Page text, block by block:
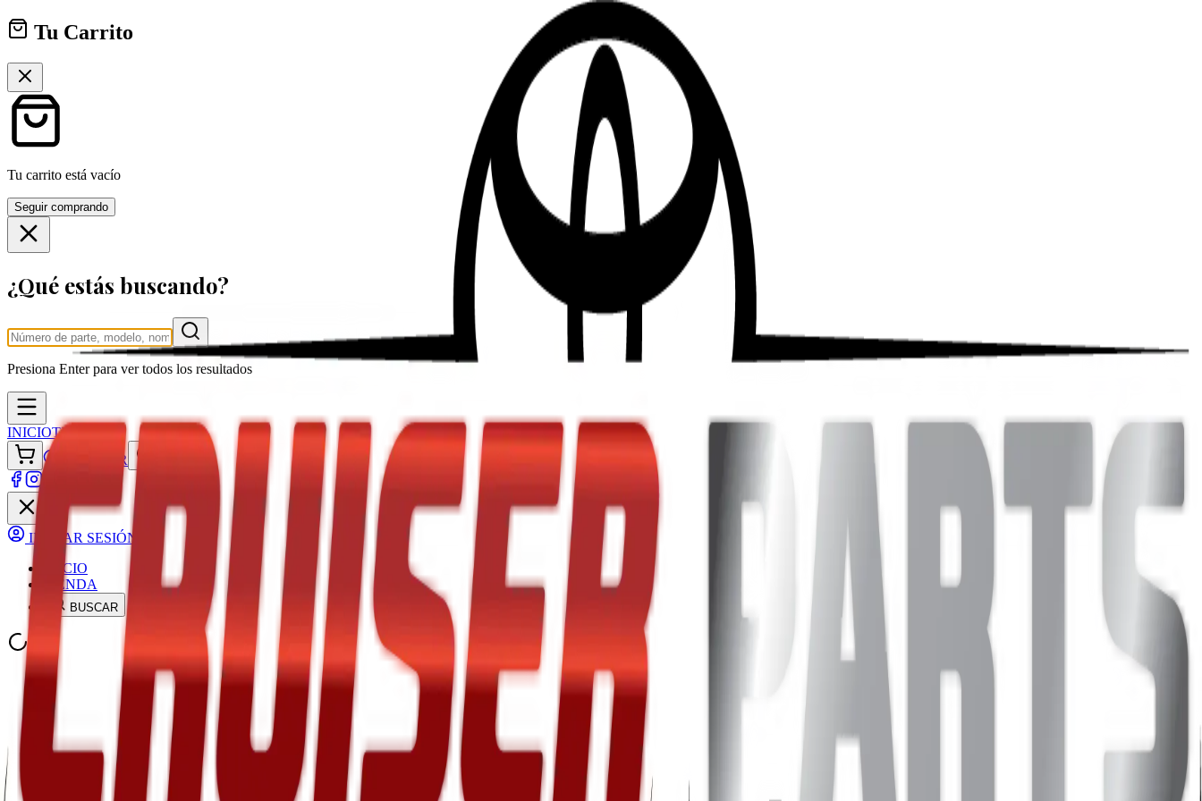
Tu Carrito
Tu carrito está vacío
Seguir comprando
¿Qué estás buscando?
Presiona Enterpara ver todos los resultados
INICIOTIENDA
ACCEDER
INICIAR SESIÓN
INICIO
TIENDA
BUSCAR